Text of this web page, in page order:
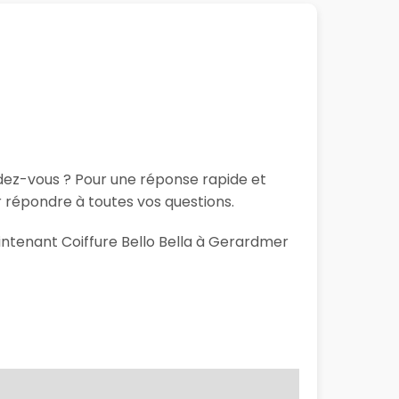
vous ? Pour une réponse rapide et
à toutes vos questions.
Coiffure Bello Bella à Gerardmer